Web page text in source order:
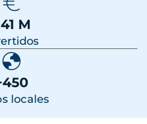
M
locales